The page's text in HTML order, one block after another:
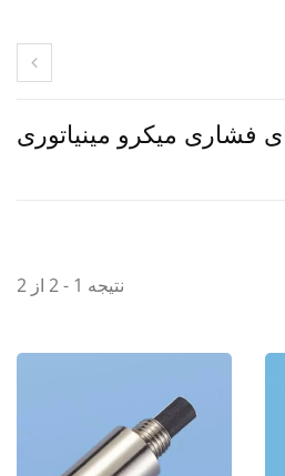
فشاری میکرو مینیاتوری
نتیجه 1 - 2 از 2